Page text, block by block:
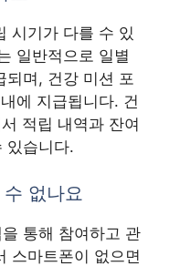
시기가 다를 수 있
일반적으로 일별
되며, 건강 미션 포
에 지급됩니다. 건
적립 내역과 잔여
있습니다.
없나요
통해 참여하고 관
스마트폰이 없으면